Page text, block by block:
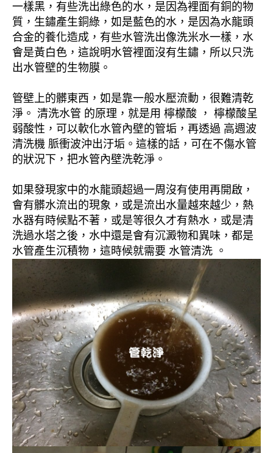
一樣黑，有些洗出綠色的水，是因為裡面有銅的物
質，生鏽產生銅綠，如是藍色的水，是因為水龍頭
合金的養化造成，有些水管洗出像洗米水一樣，水
會是黃白色，這說明水管裡面沒有生鏽，所以只洗
出水管壁的生物膜。
管壁上的髒東西，如是靠一般水壓流動，很難清乾
淨。 清洗水管 的原理，就是用 檸檬酸 ， 檸檬酸呈
弱酸性，可以軟化水管內壁的管垢，再透過 高週波
清洗機 脈衝波沖出汙垢。這樣的話，可在不傷水管
的狀況下，把水管內壁洗乾淨。
如果發現家中的水龍頭超過一周沒有使用再開啟，
會有髒水流出的現象，或是流出水量越來越少，熱
水器有時候點不著，或是等很久才有熱水，或是清
洗過水塔之後，水中還是會有沉澱物和異味，都是
水管產生沉積物，這時候就需要 水管清洗 。